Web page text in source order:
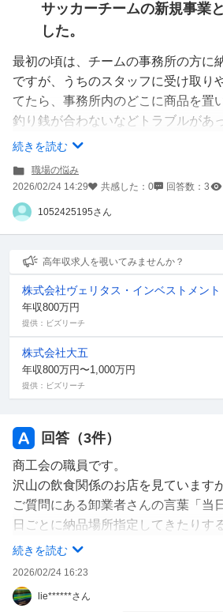
サッカーチームの新規事業
した。
最初の頃は、チームの事務所の方に
ですが、うちのスタッフに受け取り
てたら、事務所内のどこに商品を置
釣り銭が合わないなどトラブルがあ
れるように私が出店してる場所まで
用意するのが面倒なので、引き落と
たところ「それは掛売りになるので
い」と言われ、「あと、今後は出店
は正直難しい。こうやって、出店場
でもイレギュラーな対応として好意
初のサッカーチームの事務所が納品
はそれ以外の納品場所は行けない」
あって喧嘩になって「当日に注文し
品場所指定してきたりするのは非常
た。それくらいやってくれても良い
ですけど、私って非常識ですか？
続きを読む
職場の悩み
2026/02/24 14:29
共感した： 0 回答数： 3
1052425195さん
高年収求人を覗いてみませんか？
株式会社ヴェリタス・インベストメント
年収800万円
提供：ビズリーチ
株式会社大五
年収800万円〜1,000万円
提供：ビズリーチ
回答（3件）
商工会の職員です。
沢山の飲食関係のお店を見ていますが
ご質問にある卸業者さんの言葉「当
日ごとに納品場所指定してきたりす
のは、残念ながらその通りです。質
んのこれまでのご厚意には感謝すべ
商流が分かりにくいのですが、試合
続きを読む
2026/02/24 16:23
lie******さん